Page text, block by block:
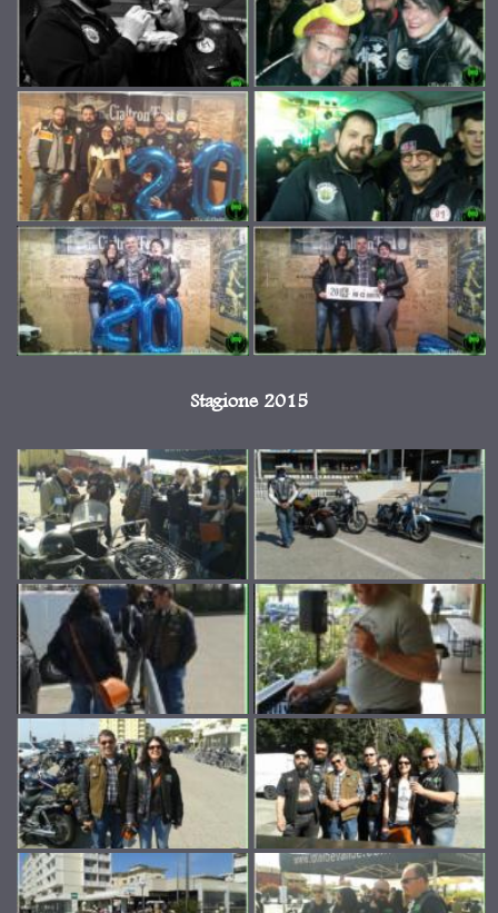
Stagione 2015